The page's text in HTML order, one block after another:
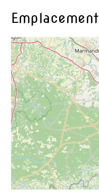
Emplacement